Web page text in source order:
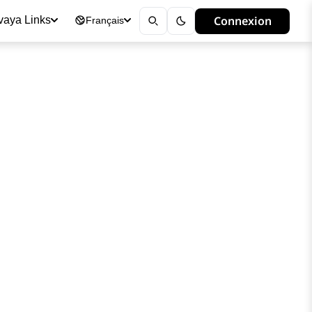
Links Français Connexion